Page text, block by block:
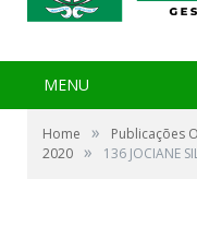
MENU
Home » Publicações
2020 » 136 JOCIANE